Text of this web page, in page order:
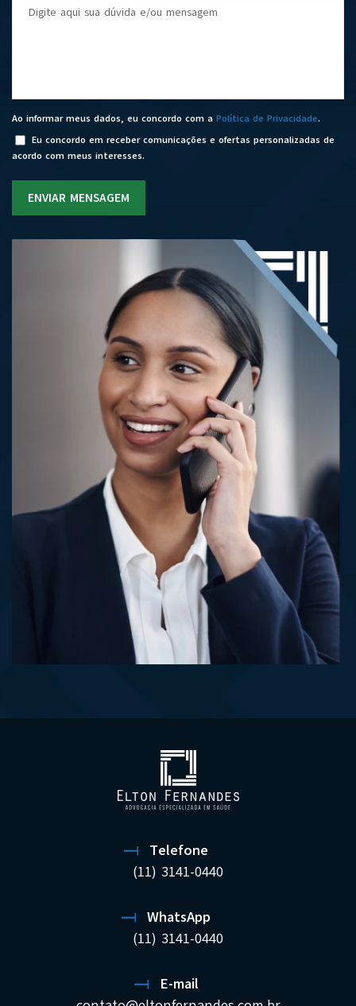
Digite aqui sua dúvida e/ou mensagem
Ao informar meus dados, eu concordo com a Política de Privacidade.
Eu concordo em receber comunicações e ofertas personalizadas de
acordo com meus interesses.
ENVIAR MENSAGEM
Telefone
(11) 3141-0440
WhatsApp
(11) 3141-0440
E-mail